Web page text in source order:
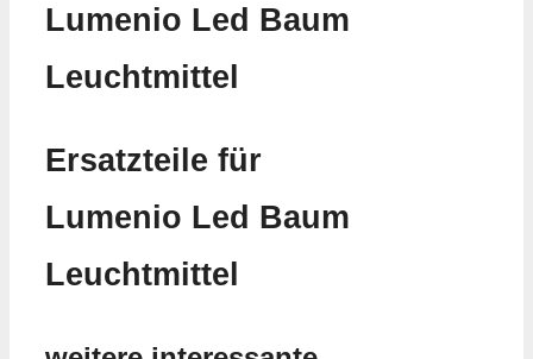
Lumenio Led Baum
Leuchtmittel
Ersatzteile für
Lumenio Led Baum
Leuchtmittel